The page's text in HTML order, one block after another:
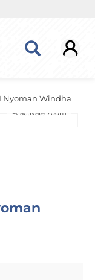
Nyoman Windha
activate zoom